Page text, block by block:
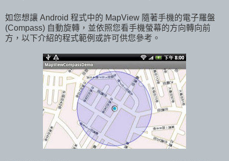
如您想讓 Android 程式中的 MapView 隨著手機的電子羅盤
(Compass) 自動旋轉，並依照您看手機螢幕的方向轉向前
方，以下介紹的程式範例或許可供您參考。